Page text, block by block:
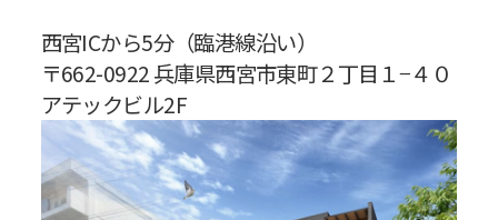
西宮ICから5分（臨港線沿い）
〒662-0922 兵庫県西宮市東町２丁目１−４０
アテックビル2F